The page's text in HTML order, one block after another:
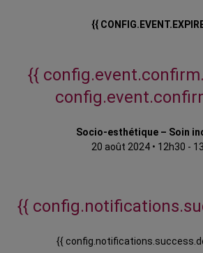
{{
{{
Socio-esthétique – Soin
20 août 2024 • 12h30 -
{{
{{